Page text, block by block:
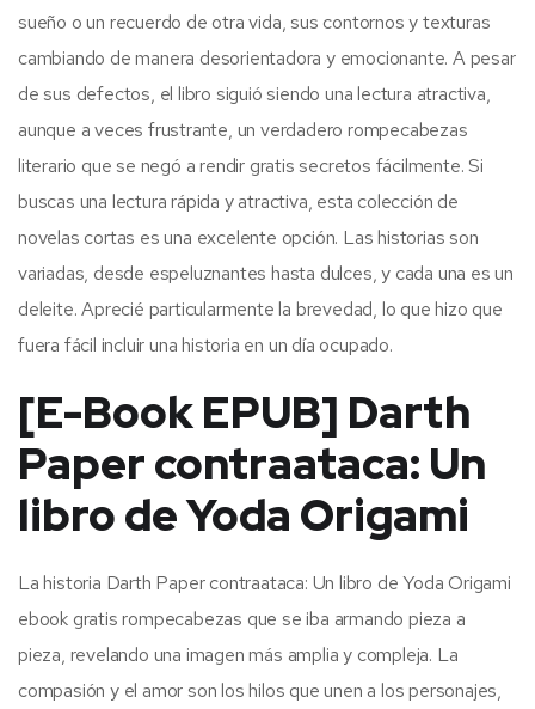
sueño o un recuerdo de otra vida, sus contornos y texturas
cambiando de manera desorientadora y emocionante. A pesar
de sus defectos, el libro siguió siendo una lectura atractiva,
aunque a veces frustrante, un verdadero rompecabezas
literario que se negó a rendir gratis secretos fácilmente. Si
buscas una lectura rápida y atractiva, esta colección de
novelas cortas es una excelente opción. Las historias son
variadas, desde espeluznantes hasta dulces, y cada una es un
deleite. Aprecié particularmente la brevedad, lo que hizo que
fuera fácil incluir una historia en un día ocupado.
[E-Book EPUB] Darth
Paper contraataca: Un
libro de Yoda Origami
La historia Darth Paper contraataca: Un libro de Yoda Origami
ebook gratis rompecabezas que se iba armando pieza a
pieza, revelando una imagen más amplia y compleja. La
compasión y el amor son los hilos que unen a los personajes,